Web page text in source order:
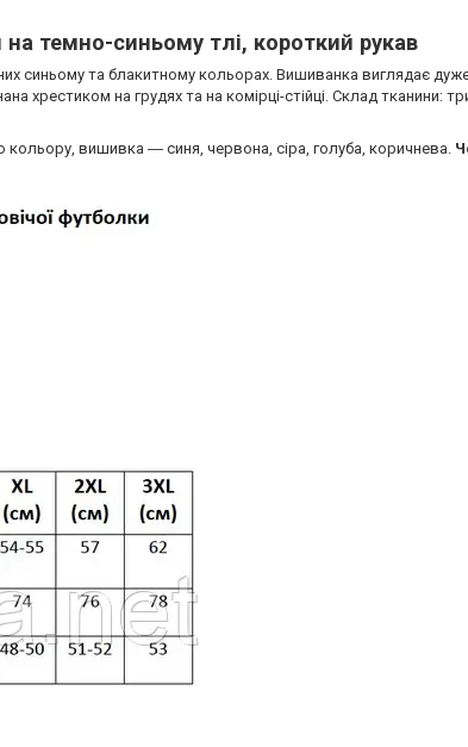
темно-синьому тлі, короткий рукав
та блакитному кольорах. Вишиванка виглядає дуже
на грудях та на комірці-стійці. Склад тканини:
вишивка ― синя, червона, сіра, голуба, коричнева.